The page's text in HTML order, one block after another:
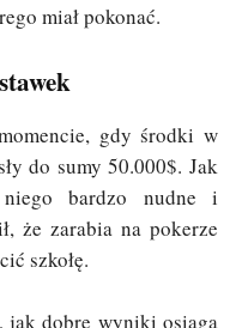
miał pokonać.
gdy środki w
do sumy 50.000$. Jak
bardzo nudne i
że zarabia na pokerze
szkołę.
jak dobre wyniki osiąga